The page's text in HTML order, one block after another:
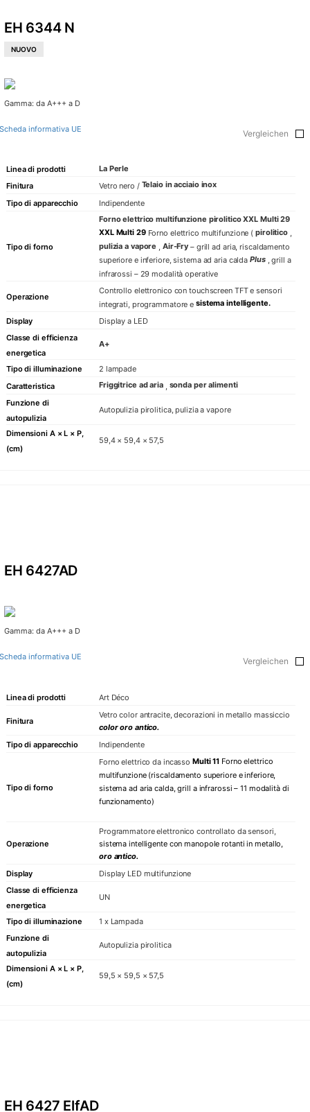
EH 6344 N
NUOVO
Gamma: da A+++ a D
Scheda informativa UE Vergleichen
Linea di prodotti
La Perle
Finitura
Vetro nero / Telaio in acciaio inox
Tipo di apparecchio
Indipendente
Tipo di forno
Forno elettrico multifunzione pirolitico XXL Multi 29
XXL Multi 29Forno elettrico multifunzione (pirolitico,
pulizia a vapore
Air-Fry – grill ad aria, riscaldamento
superiore e inferiore, sistema ad aria caldaPlus, grill a
infrarossi – 29 modalità operative
Operazione
Controllo elettronico con touchscreen TFT e sensori
integrati, programmatore esistema intelligente.
Display
Display a LED
Classe di efficienza
energetica
A+
Tipo di illuminazione
2 lampade
Caratteristica
Friggitrice ad aria, sonda per alimenti
Funzione di
autopulizia
Autopulizia pirolitica, pulizia a vapore
Dimensioni A × L × P,
(cm)
59,4 × 59,4 × 57,5
EH 6427AD
Gamma: da A+++ a D
Scheda informativa UE Vergleichen
Linea di prodotti Art Déco
Finitura
Vetro color antracite, decorazioni in metallo massiccio
color oro antico.
Tipo di apparecchio
Indipendente
Tipo di forno
Forno elettrico da incassoMulti 11 Forno elettrico
multifunzione (riscaldamento superiore e inferiore,
sistema ad aria calda, grill a infrarossi – 11 modalità di
funzionamento)
Operazione
Programmatore elettronico controllato da sensori,
sistema intelligente con manopole rotanti in metallo,
oro antico.
Display
Display LED multifunzione
Classe di efficienza
energetica
UN
Tipo di illuminazione
1 x Lampada
Funzione di
autopulizia
Autopulizia pirolitica
Dimensioni A × L × P,
(cm)
59,5 × 59,5 × 57,5
EH 6427 ElfAD